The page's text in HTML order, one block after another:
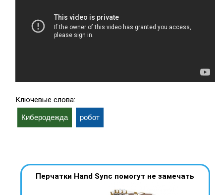
Ключевые слова:
Киберодежда робот
Перчатки Hand Sync помогут не замечать